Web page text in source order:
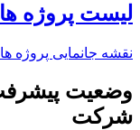
لیست پروژه ها
نقشه جانمایی پروژه
وضعیت
شرکت